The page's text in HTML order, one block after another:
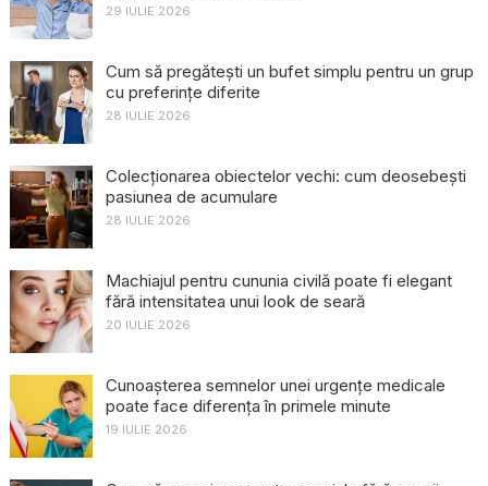
29 IULIE 2026
Cum să pregătești un bufet simplu pentru un grup
cu preferințe diferite
28 IULIE 2026
Colecționarea obiectelor vechi: cum deosebești
pasiunea de acumulare
28 IULIE 2026
Machiajul pentru cununia civilă poate fi elegant
fără intensitatea unui look de seară
20 IULIE 2026
Cunoașterea semnelor unei urgențe medicale
poate face diferența în primele minute
19 IULIE 2026